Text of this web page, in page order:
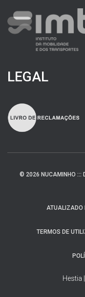
LEGAL
© 2026 NUCAMINHO :::
ATUALIZADO
TERMOS DE
Hestia